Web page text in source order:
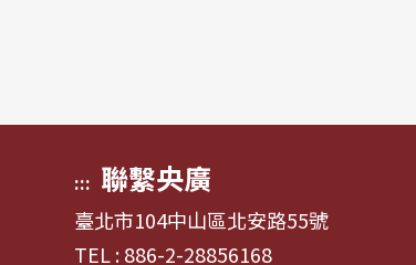
::: 聯繫央廣
臺北市104中山區北安路55號
TEL : 886-2-28856168